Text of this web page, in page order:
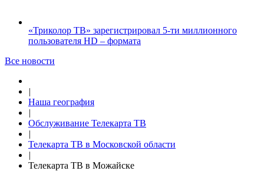
«Триколор ТВ» зарегистрировал 5-ти миллионного
пользователя HD – формата
Все новости
|
Наша география
|
Обслуживание Телекарта ТВ
|
Телекарта ТВ в Московской области
|
Телекарта ТВ в Можайске